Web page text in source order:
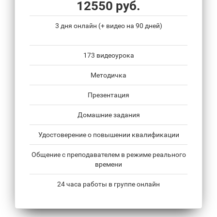
12550 руб.
3 дня онлайн (+ видео на 90 дней)
173 видеоурока
Методичка
Презентация
Домашние задания
Удостоверение о повышении квалификации
Общение с преподавателем в режиме реального
времени
24 часа работы в группе онлайн